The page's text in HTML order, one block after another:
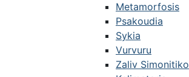
Metamorfosis
Psakoudia
Sykia
Vurvuru
Zaliv Simonitiko